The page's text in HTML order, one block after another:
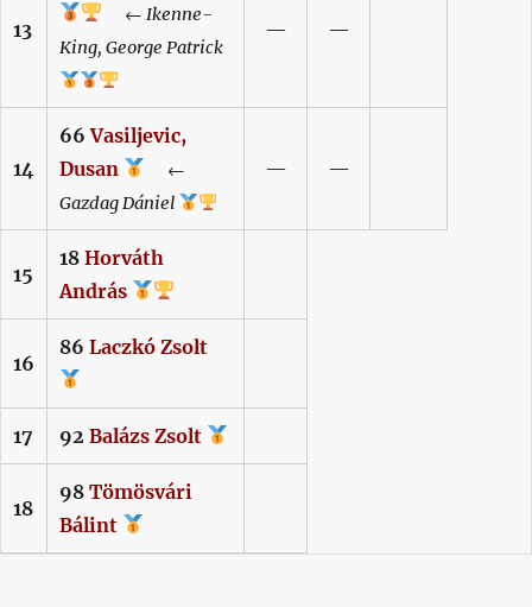
13
←Ikenne-
King, George Patrick
— —
14
66Vasiljevic,
Dusan
←
GazdagDániel
— —
15
18 Horváth
András
16
86 Laczkó Zsolt
17 92 Balázs Zsolt
18
98 Tömösvári
Bálint